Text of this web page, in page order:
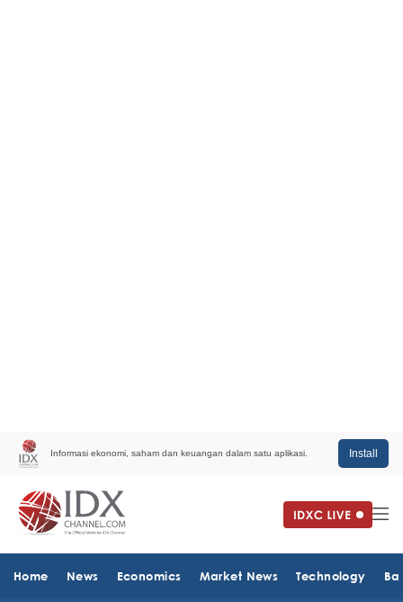
Informasi ekonomi, saham dan keuangan dalam satu aplikasi. Install
Home News Economics Market News Technology